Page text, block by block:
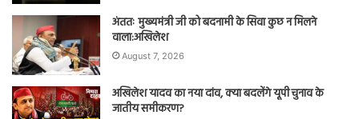
अंततः मुख्यमंत्री जी को बदनामी के सिवा कुछ न मिलने
वाला:अखिलेश
August 7, 2026
अखिलेश यादव का नया दांव, क्या बदलेंगे यूपी चुनाव के
जातीय समीकरण?